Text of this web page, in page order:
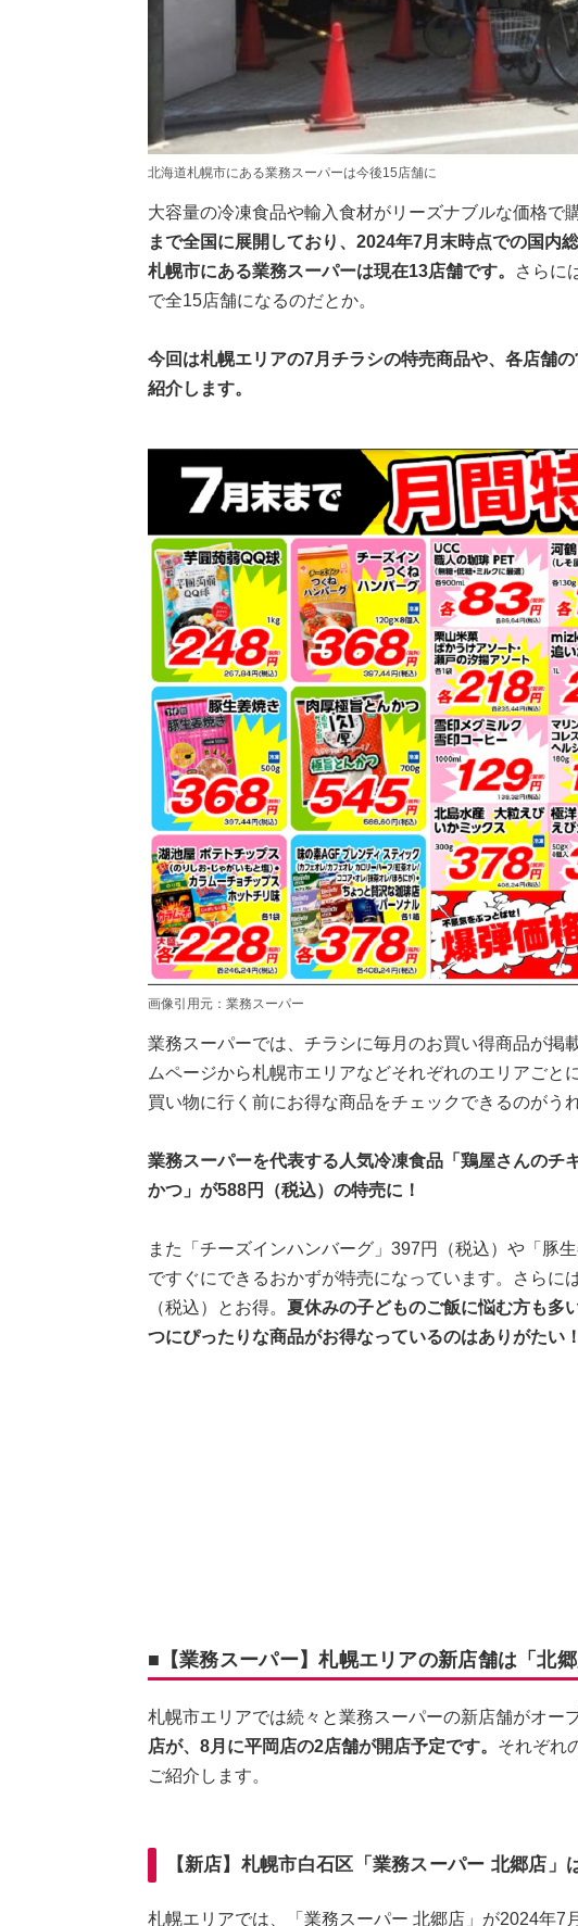
北海道札幌市にある業務スーパーは今後15店舗に
大容量の冷凍食品や輸入食材がリーズナブルな価格で
まで全国に展開しており、2024年7月末時点での国内
札幌市にある業務スーパーは現在13店舗です。
さらに
で全15店舗になるのだとか。
今回は札幌エリアの7月チラシの特売商品や、各店舗
紹介します。
画像引用元：業務スーパー
業務スーパーでは、チラシに毎月のお買い得商品が掲
ムページから札幌市エリアなどそれぞれのエリアごと
買い物に行く前にお得な商品をチェックできるのがう
業務スーパーを代表する人気冷凍食品「鶏屋さんのチ
かつ」が588円（税込）の特売に！
また「チーズインハンバーグ」397円（税込）や「豚
ですぐにできるおかずが特売になっています。さらに
（税込）とお得。 夏休みの子どものご飯に悩む方も多
つにぴったりな商品がお得なっているのはありがたい！
■【業務スーパー】札幌エリアの新店舗は「北郷
札幌市エリアでは続々と業務スーパーの新店舗がオー
店が、8月に平岡店の2店舗が開店予定です。 それぞれ
ご紹介します。
【新店】札幌市白石区「業務スーパー 北郷店」
札幌エリアでは、「業務スーパー 北郷店」が2024年7